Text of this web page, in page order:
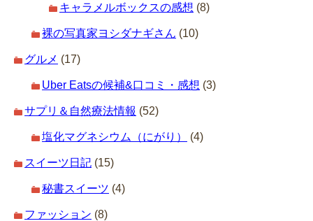
キャラメルボックスの感想 (8)
裸の写真家ヨシダナギさん (10)
グルメ (17)
Uber Eatsの候補&口コミ・感想 (3)
サプリ＆自然療法情報 (52)
塩化マグネシウム（にがり） (4)
スイーツ日記 (15)
秘書スイーツ (4)
ファッション (8)